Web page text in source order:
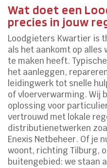
Wat doet een
precies in jouw
Loodgieters Kwartier is
als het aankomt op
te maken heeft.
het aanleggen,
leidingwerk tot snelle
of vloerverwarming. Wij
oplossing voor
vertrouwd met lokale
distributienetwerken
Enexis Netbeheer. Of je
woont, richting Tilburg,
buitengebied: we staan